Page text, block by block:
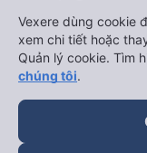
Vexere dùng cookie
xem chi tiết hoặc
Quản lý cookie. Tìm
chúng tôi.